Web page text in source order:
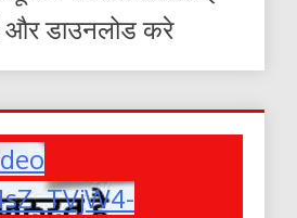
और डाउनलोड करे